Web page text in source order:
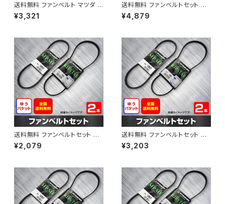
送料無料 ファンベルト マツダ C
X-3 型式DK5AW H28.10～H
30.05 （国内トップメーカー） 1
¥3,321
送料無料 ファンベルトセット マ
ツダ カペラ 型式GF8P H11.09
～H14.03 （国内トップメーカ
¥4,879
送料無料 ファンベルトセット マ
ツダ ラピュタ 型式HP12S H13.
04～H13.10 （国内トップメーカ
¥2,079
送料無料 ファンベルトセット マ
ツダ ボンゴブローニィ 型式SK5
HM H11.06～H16.11 （国内トッ
¥3,203